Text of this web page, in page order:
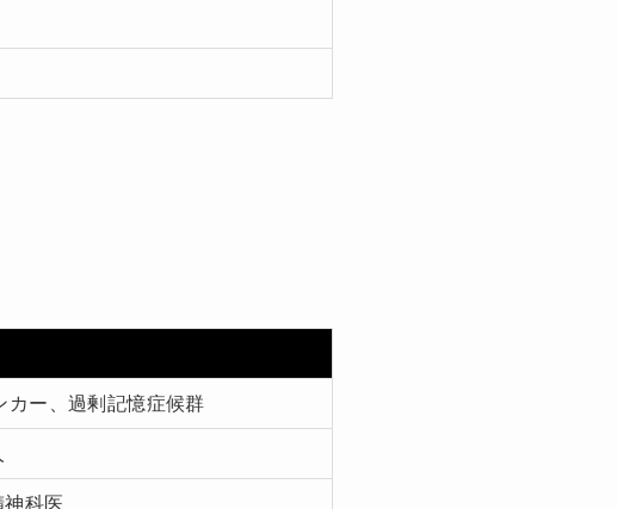
カー、過剰記憶症候群
科医